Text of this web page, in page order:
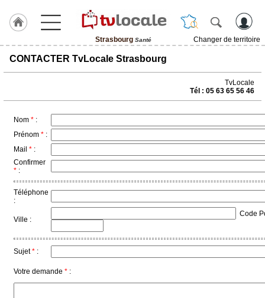
Strasbourg Santé
Changer de territoire
J'adhère
Hulcoq
Strasbourg
TvLocale
Accueil
RUBRIQUES
Agenda
Gazette
CONTACTER TvLocale Strasbourg
TvLocale
Tél : 05 63 65 56 46
Nom * :
Prénom * :
Mail * :
Confirmer
* :
Téléphone
:
Ville :
Code
Sujet* :
Votre demande * :